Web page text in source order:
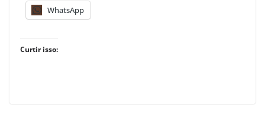
WhatsApp
Curtir isso: